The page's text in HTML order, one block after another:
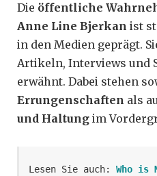
Die öffentliche
Anne Line Bjerkan ist
in den Medien geprägt.
Artikeln, Interviews und
erwähnt. Dabei stehen
Errungenschaften als
und Haltung im
Lesen Sie auch: Who is